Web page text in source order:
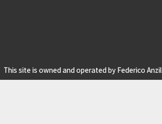
This site is owned and operated by Federico Anzil